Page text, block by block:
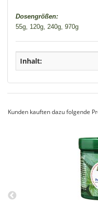
Dosengrößen:
55g, 120g, 240g, 970g
Inhalt:
Kunden kauften dazu folgende